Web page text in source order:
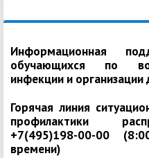
Информационная
обучающихся по
инфекции и организации
Горячая линия
профилактики
+7(495)198-00-00
времени)